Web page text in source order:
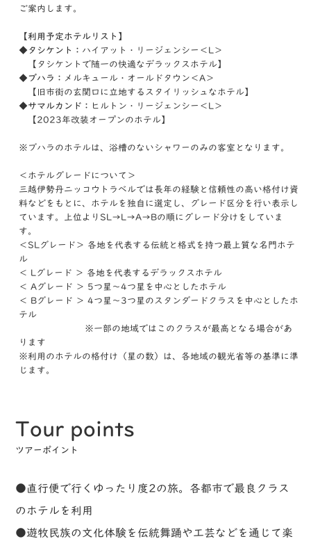
ご案内します。
【利用予定ホテルリスト】
◆タシケント： ハイアット・リージェンシー＜L＞
【タシケントで随一の快適なデラックスホテル】
◆ブハラ：
メルキュール・オールドタウン＜A＞
【旧市街の玄関口に立地するスタイリッシュなホテル】
◆サマルカンド：
ヒルトン・リージェンシー＜L＞
【2023年改装オープンのホテル】
※ブハラのホテルは、浴槽のないシャワーのみの客室となります。
＜ホテルグレードについて＞
三越伊勢丹ニッコウトラベルでは長年の経験と信頼性の高い格付け資
料などをもとに、ホテルを独自に選定し、グレード区分を行い表示し
ています。上位よりSL→L→A→Bの順にグレード分けをしていま
す。
＜SLグレード＞ 各地を代表する伝統と格式を持つ最上質な名門ホテ
ル
＜ Lグレード ＞ 各地を代表するデラックスホテル
＜ Aグレード ＞ 5つ星～4つ星を中心としたホテル
＜ Bグレード ＞ 4つ星～3つ星のスタンダードクラスを中心としたホ
テル
※一部の地域ではこのクラスが最高となる場合があ
ります
※利用のホテルの格付け（星の数）は、各地域の観光省等の基準に準
じます。
Tour points
ツアーポイント
●直行便で行くゆったり度2の旅。各都市で最良クラス
のホテルを利用
●遊牧民族の文化体験を伝統舞踊や工芸などを通じて楽